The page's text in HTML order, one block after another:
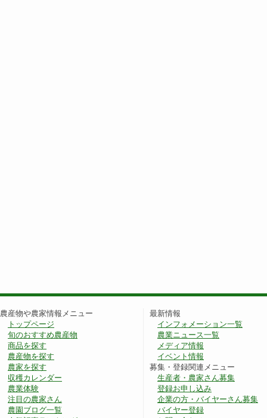
農産物や農家情報メニュー
トップページ
旬のおすすめ農産物
商品を探す
農産物を探す
農家を探す
収穫カレンダー
農業体験
注目の農家さん
農園ブログ一覧
最新情報
インフォメーション一覧
農業ニュース一覧
メディア情報
イベント情報
募集・登録関連メニュー
生産者・農家さん募集
登録お申し込み
企業の方・バイヤーさん募集
バイヤー登録